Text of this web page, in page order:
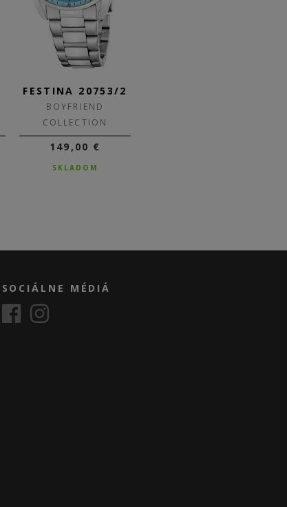
FESTINA 20753/2
BOYFRIEND
COLLECTION
149,00 €
SKLADOM
SOCIÁLNE MÉDIÁ